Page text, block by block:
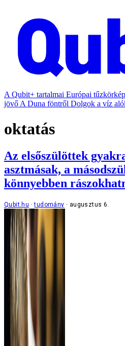
A Qubit+ tartalmai Európai tűzkörkép
jövő A Duna föntről Dolgok a víz alól
oktatás
Az elsőszülöttek
asztmásak, a
könnyebben
Qubit.hu tudomány augusztus 6.